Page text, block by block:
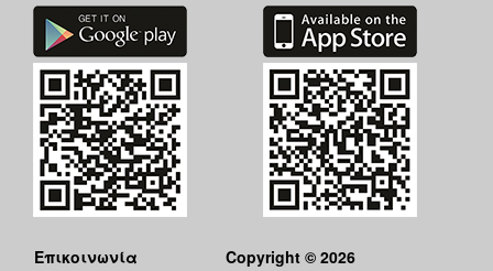
Επικοινωνία
Copyright © 2026